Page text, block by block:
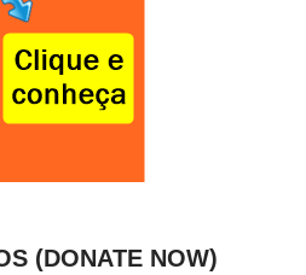
(DONATE NOW)